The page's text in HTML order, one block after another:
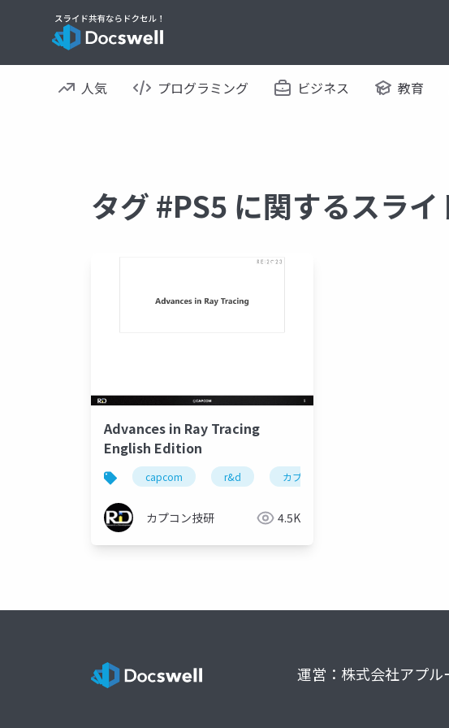
人気 プログラミング ビジネス 教育
タグ #PS5 に関するスライ
Advances in Ray Tracing
English Edition
capcom r&d カプコン
カプコン技研 4.5K
運営：株式会社アプル